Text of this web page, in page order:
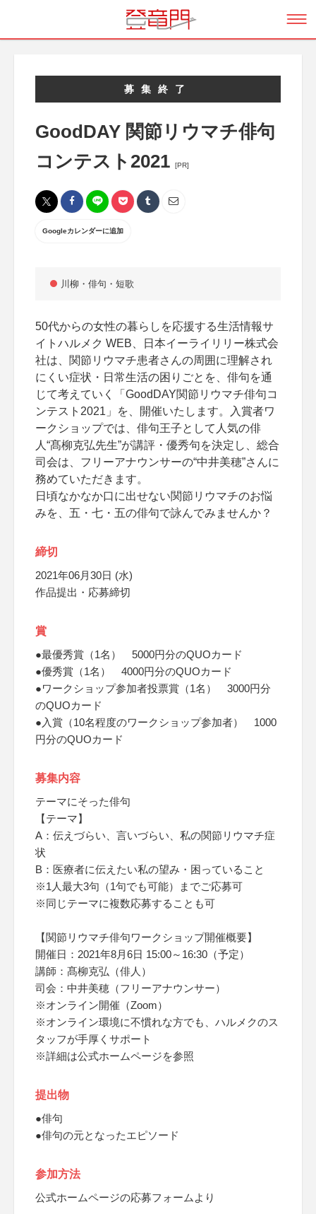
募集終了
GoodDAY 関節リウマチ俳句
コンテスト2021
[PR]
Googleカレンダーに追加
川柳・俳句・短歌
50代からの女性の暮らしを応援する生活情報サ
イトハルメク WEB、日本イーライリリー株式会
社は、関節リウマチ患者さんの周囲に理解され
にくい症状・日常生活の困りごとを、俳句を通
じて考えていく「GoodDAY関節リウマチ俳句コ
ンテスト2021」を、開催いたします。入賞者ワ
ークショップでは、俳句王子として人気の俳
人“髙柳克弘先生”が講評・優秀句を決定し、総合
司会は、フリーアナウンサーの“中井美穂”さんに
務めていただきます。
日頃なかなか口に出せない関節リウマチのお悩
みを、五・七・五の俳句で詠んでみませんか？
締切
2021年06月30日 (水)
作品提出・応募締切
賞
●最優秀賞（1名） 5000円分のQUOカード
●優秀賞（1名） 4000円分のQUOカード
●ワークショップ参加者投票賞（1名） 3000円分
のQUOカード
●入賞（10名程度のワークショップ参加者） 1000
円分のQUOカード
募集内容
テーマにそった俳句
【テーマ】
A：伝えづらい、言いづらい、私の関節リウマチ症
状
B：医療者に伝えたい私の望み・困っていること
※1人最大3句（1句でも可能）までご応募可
※同じテーマに複数応募することも可
【関節リウマチ俳句ワークショップ開催概要】
開催日：2021年8月6日 15:00～16:30（予定）
講師：髙柳克弘（俳人）
司会：中井美穂（フリーアナウンサー）
※オンライン開催（Zoom）
※オンライン環境に不慣れな方でも、ハルメクのス
タッフが手厚くサポート
※詳細は公式ホームページを参照
提出物
●俳句
●俳句の元となったエピソード
参加方法
公式ホームページの応募フォームより